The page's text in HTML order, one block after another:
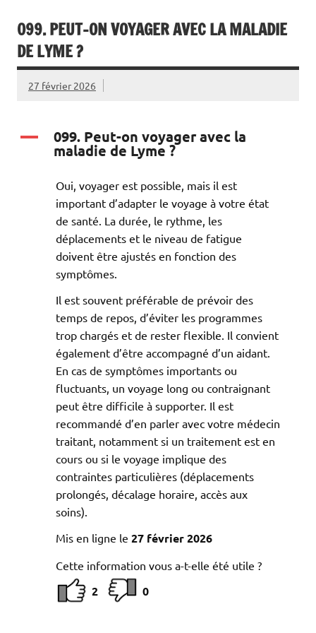
099. PEUT-ON VOYAGER AVEC LA MALADIE
DE LYME ?
27 février 2026
A 099. Peut-on voyager avec la
maladie de Lyme ?
Oui, voyager est possible, mais il est
important d’adapter le voyage à votre état
de santé. La durée, le rythme, les
déplacements et le niveau de fatigue
doivent être ajustés en fonction des
symptômes.
Il est souvent préférable de prévoir des
temps de repos, d’éviter les programmes
trop chargés et de rester flexible. Il convient
également d’être accompagné d’un aidant.
En cas de symptômes importants ou
fluctuants, un voyage long ou contraignant
peut être difficile à supporter. Il est
recommandé d’en parler avec votre médecin
traitant, notamment si un traitement est en
cours ou si le voyage implique des
contraintes particulières (déplacements
prolongés, décalage horaire, accès aux
soins).
Mis en ligne le 27 février 2026
Cette information vous a-t-elle été utile ?
2 0